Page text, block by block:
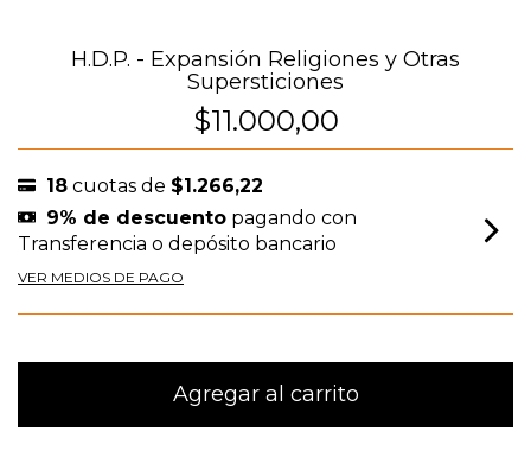
H.D.P. - Expansión Religiones y Otras
Supersticiones
$11.000,00
18 cuotas de $1.266,22
9% de descuento pagando con
Transferencia o depósito bancario
VER MEDIOS DE PAGO